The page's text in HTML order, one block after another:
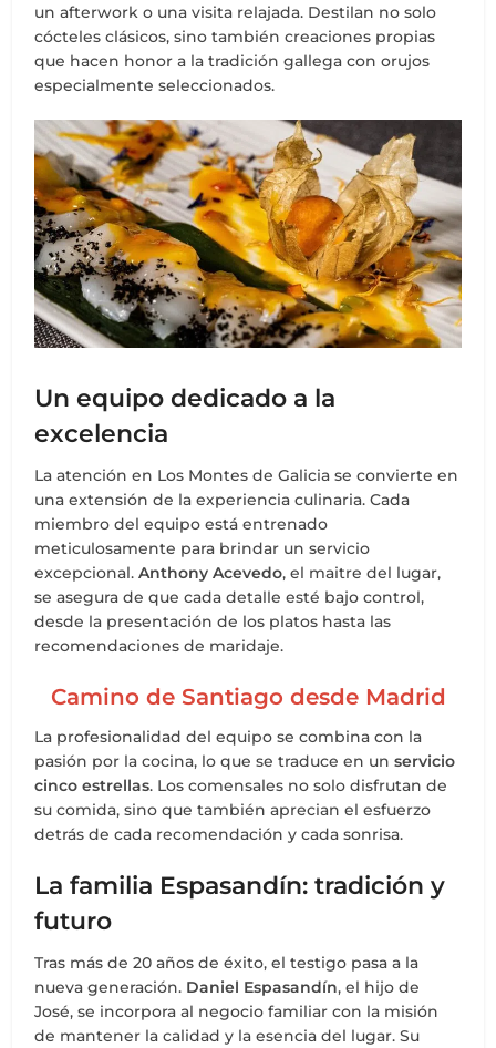
un afterwork o una visita relajada. Destilan no solo
cócteles clásicos, sino también creaciones propias
que hacen honor a la tradición gallega con orujos
especialmente seleccionados.
Un equipo dedicado a la
excelencia
La atención en Los Montes de Galicia se convierte en
una extensión de la experiencia culinaria. Cada
miembro del equipo está entrenado
meticulosamente para brindar un servicio
excepcional.Anthony Acevedo, el maitre del lugar,
se asegura de que cada detalle esté bajo control,
desde la presentación de los platos hasta las
recomendaciones de maridaje.
Camino de Santiago desde Madrid
La profesionalidad del equipo se combina con la
pasión por la cocina, lo que se traduce en unservicio
cinco estrellas. Los comensales no solo disfrutan de
su comida, sino que también aprecian el esfuerzo
detrás de cada recomendación y cada sonrisa.
La familia Espasandín: tradición y
futuro
Tras más de 20 años de éxito, el testigo pasa a la
nueva generación. Daniel Espasandín, el hijo de
José, se incorpora al negocio familiar con la misión
de mantener la calidad y la esencia del lugar. Su